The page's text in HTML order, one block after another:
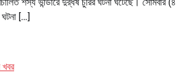
ঘটনা […]
খবর